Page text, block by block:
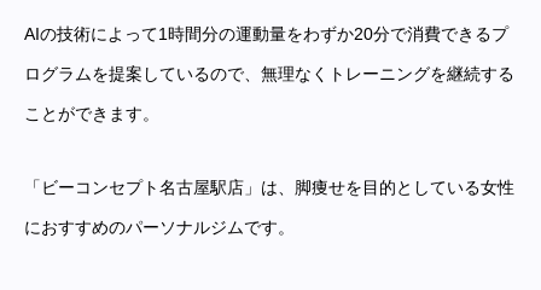
AIの技術によって1時間分の運動量をわずか20分で消費できるプ
ログラムを提案しているので、無理なくトレーニングを継続する
ことができます。
「ビーコンセプト名古屋駅店」は、脚痩せを目的としている女性
におすすめのパーソナルジムです。